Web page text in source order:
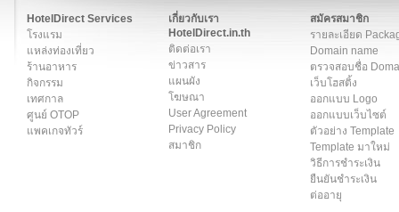
HotelDirect Services
โรงแรม
แหล่งท่องเที่ยว
ร้านอาหาร
กิจกรรม
เทศกาล
ศูนย์ OTOP
แพคเกจทัวร์
เกี่ยวกับเรา
HotelDirect.in.th
ติดต่อเรา
ข่าวสาร
แผนผัง
โฆษณา
User Agreement
Privacy Policy
สมาชิก
สมัครสมาชิก
รายละเอียด
Domain name
ตรวจสอบชื่อ
เว็บโฮสติ้ง
ออกแบบ Logo
ออกแบบเว็บไซต์
ตัวอย่าง Template
Template มาใหม่
วิธีการชำระเงิน
ยืนยันชำระเงิน
ต่ออายุ